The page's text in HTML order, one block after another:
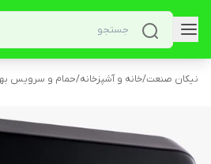
نیکان صنعت/خانه و آشپزخانه/حمام و سرویس